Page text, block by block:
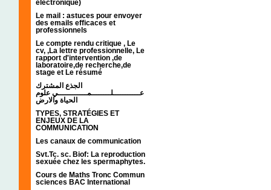
éléctronique)
Le mail : astuces pour envoyer
des emails efficaces et
professionnels
Le compte rendu critique , Le
cv, ,La lettre professionnelle, Le
rapport d'intervention ,de
laboratoire,de recherche,de
stage et Le résumé
الجذع المشترك
عـــــــــــلــــــــمــــــــــــي علوم
الحياة والارض
TYPES, STRATÉGIES ET
ENJEUX DE LA
COMMUNICATION
Les canaux de communication
Svt.Tc. sc. Biof: La reproduction
sexuée chez les spermaphytes.
Cours de Maths Tronc Commun
sciences BAC International